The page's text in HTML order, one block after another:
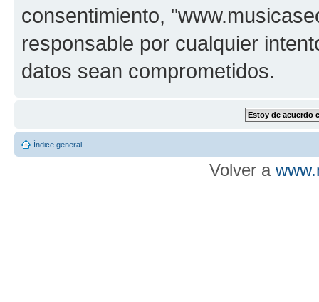
consentimiento,
responsable por cualquier
datos sean comprometidos.
Índice general
Volver a